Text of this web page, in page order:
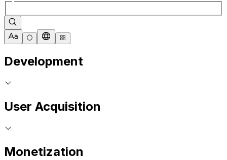
Development
User Acquisition
Monetization